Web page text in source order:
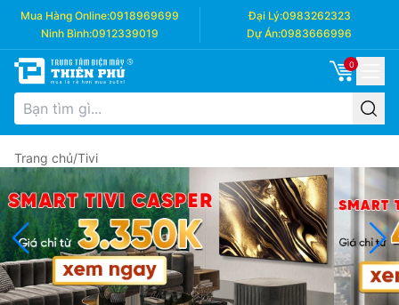
Mua Hàng Online:0918969699 Đại Lý:0983262323
Ninh Bình:0912339019 Dự Án:0983666996
0
Trang chủ/Tivi